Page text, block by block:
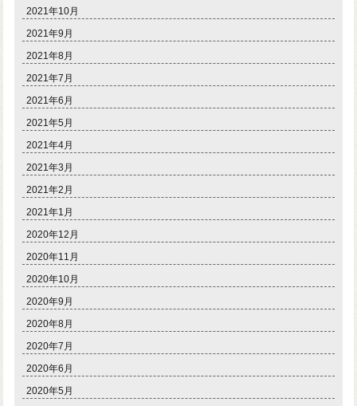
2021年10月
2021年9月
2021年8月
2021年7月
2021年6月
2021年5月
2021年4月
2021年3月
2021年2月
2021年1月
2020年12月
2020年11月
2020年10月
2020年9月
2020年8月
2020年7月
2020年6月
2020年5月